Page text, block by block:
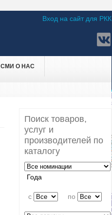
Вход на сайт для РКК
СМИ О НАС
Поиск товаров,
услуг и
производителей по
каталогу
Года
c по